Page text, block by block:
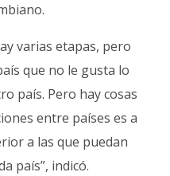
varias etapas, pero
que no le gusta lo
país. Pero hay cosas
entre países es a
a las que puedan
país”, indicó.